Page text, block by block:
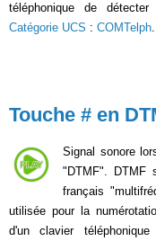
téléphonique de
Catégorie UCS : COMTelph
Touche # en
Signal sonore
"DTMF". DTMF
français
utilisée pour la
d'un clavier